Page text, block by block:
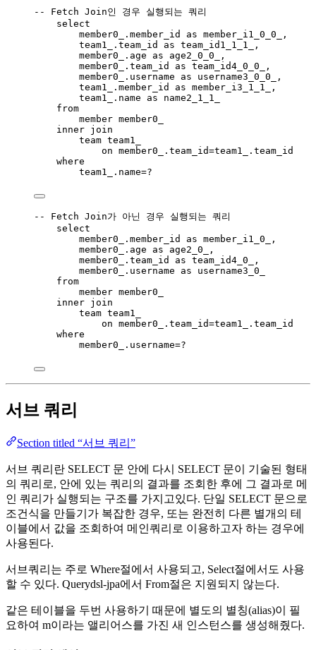
-- Fetch Join인 경우 실행되는 쿼리
select
member0_
. member_id as member_i1_0_0_,
team1_
. team_id as team_id1_1_1_,
member0_
. age as age2_0_0_,
member0_
. team_id as team_id4_0_0_,
member0_
. username as username3_0_0_,
team1_
. member_id as member_i3_1_1_,
team1_
. name as name2_1_1_
from
member member0_
inner join
team team1_
on member0_ . team_id=team1_ . team_id
where
team1_
. name=?
-- Fetch Join가 아닌 경우 실행되는 쿼리
select
member0_
. member_id as member_i1_0_,
member0_
. age as age2_0_,
member0_
. team_id as team_id4_0_,
member0_
. username as username3_0_
from
member member0_
inner join
team team1_
on member0_ . team_id=team1_ . team_id
where
member0_
. username=?
서브 쿼리
Section titled “서브 쿼리”
서브 쿼리란 SELECT 문 안에 다시 SELECT 문이 기술된 형태
의 쿼리로, 안에 있는 쿼리의 결과를 조회한 후에 그 결과로 메
인 쿼리가 실행되는 구조를 가지고있다. 단일 SELECT 문으로
조건식을 만들기가 복잡한 경우, 또는 완전히 다른 별개의 테
이블에서 값을 조회하여 메인쿼리로 이용하고자 하는 경우에
사용된다.
서브쿼리는 주로 Where절에서 사용되고, Select절에서도 사용
할 수 있다. Querydsl-jpa에서 From절은 지원되지 않는다.
같은 테이블을 두번 사용하기 때문에 별도의 별칭(alias)이 필
요하여 m이라는 앨리어스를 가진 새 인스턴스를 생성해줬다.